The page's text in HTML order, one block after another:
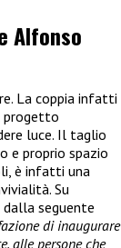
Alfonso
La coppia infatti
progetto
luce. Il taglio
e proprio spazio
è infatti una
Su
dalla seguente
di inaugurare
alle persone che